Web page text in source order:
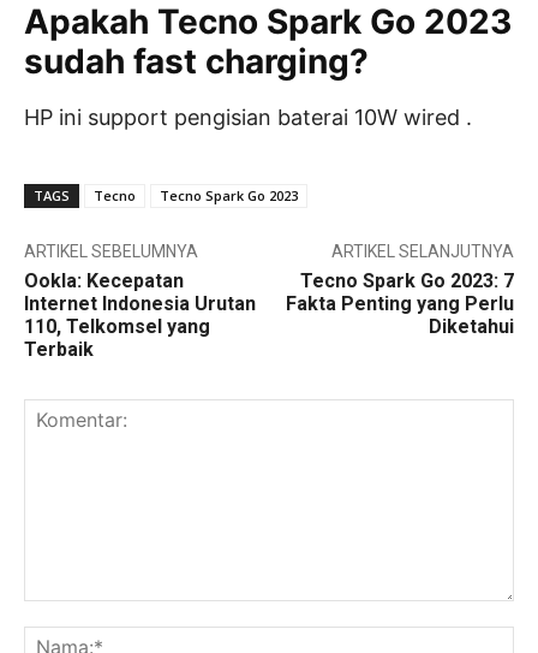
Apakah Tecno Spark Go 2023
sudah fast charging?
HP ini support pengisian baterai 10W wired .
TAGS Tecno Tecno Spark Go 2023
ARTIKEL SEBELUMNYA
Ookla: Kecepatan
Internet Indonesia Urutan
110, Telkomsel yang
Terbaik
ARTIKEL SELANJUTNYA
Tecno Spark Go 2023: 7
Fakta Penting yang Perlu
Diketahui